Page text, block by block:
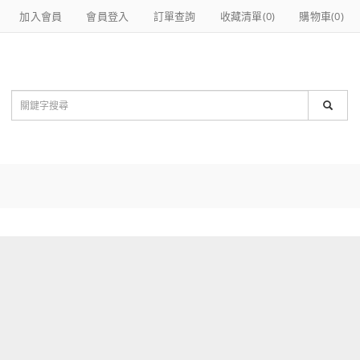
加入會員 會員登入 訂單查詢 收藏清單(0) 購物車(0)